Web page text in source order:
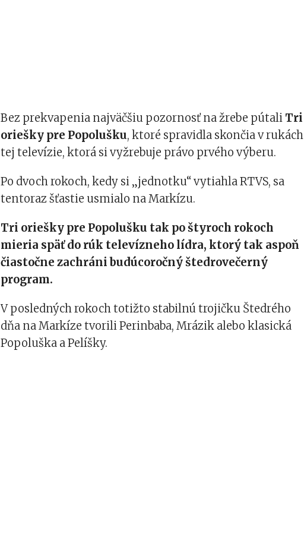
Bez prekvapenia najväčšiu pozornosť na žrebe pútali Tri
oriešky pre Popolušku, ktoré spravidla skončia v rukách
tej televízie, ktorá si vyžrebuje právo prvého výberu.
Po dvoch rokoch, kedy si „jednotku“ vytiahla RTVS, sa
tentoraz šťastie usmialo na Markízu.
Tri oriešky pre Popolušku tak po štyroch rokoch
mieria späť do rúk televízneho lídra, ktorý tak aspoň
čiastočne zachráni budúcoročný štedrovečerný
program.
V posledných rokoch totižto stabilnú trojičku Štedrého
dňa na Markíze tvorili Perinbaba, Mrázik alebo klasická
Popoluška a Pelíšky.